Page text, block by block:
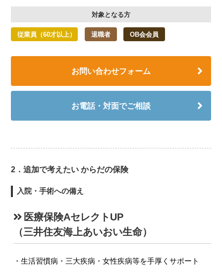
対象となる方
従業員（60才以上） 退職者 OB会会員
お問い合わせフォーム
お電話・対面でご相談
2．追加で考えたい からだの保険
入院・手術への備え
医療保険AセレクトUP
（三井住友海上あいおい生命）
生活習慣病・三大疾病・女性疾病等を手厚くサポート